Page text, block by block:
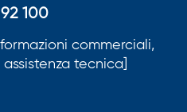
100
commerciali,
tecnica]